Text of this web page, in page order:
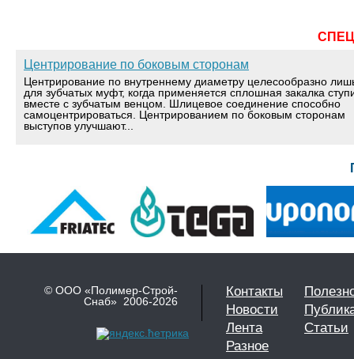
Центрирование по боковым сторонам
Центрирование по внутреннему диаметру целесообразно
для зубчатых муфт, когда применяется сплошная закалка
вместе с зубчатым венцом. Шлицевое соединение способно
самоцентрироваться. Центрированием по боковым сторонам
выступов улучшают...
© ООО «Полимер-Строй-
Снаб» 2006-2026
Контакты
Новости
Лента
Статьи
Разное